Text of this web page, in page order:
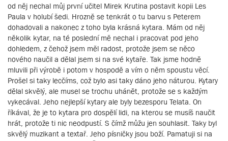
od něj nechal můj první učitel Mirek Krutina postavit kopii Les
Paula v holubí šedi. Hrozně se tenkrát o tu barvu s Peterem
dohadovali a nakonec z toho byla krásná kytara. Mám od něj
několik kytar, na té poslední mě nechal i pracovat pod jeho
dohledem, z čehož jsem měl radost, protože jsem se něco
nového naučil a dělal jsem si na své kytaře. Tak jsme hodně
mluvili při výrobě i potom v hospodě a vím o něm spoustu věcí.
Prošel si taky lecčíms, což bylo asi taky dáno jeho náturou. Kytary
dělal skvělý, ale musel se trochu uhánět, protože se s každým
vykecával. Jeho nejlepší kytary ale byly bezesporu Telata. On
říkával, že je to kytara pro dospělí lidi, na kterou se musíš naučit
hrát, protože ti nic neodpustí. S čímž můžu jen souhlasit. Taky byl
skvělý muzikant a textař. Jeho písničky jsou boží. Pamatuji si na